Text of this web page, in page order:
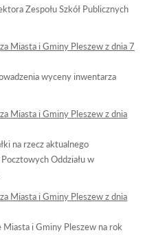
Zespołu Szkół Publicznych
Miasta i Gminy Pleszew z dnia 7
wyceny inwentarza
Miasta i Gminy Pleszew z dnia
na rzecz aktualnego
Oddziału w
Miasta i Gminy Pleszew z dnia
i Gminy Pleszew na rok